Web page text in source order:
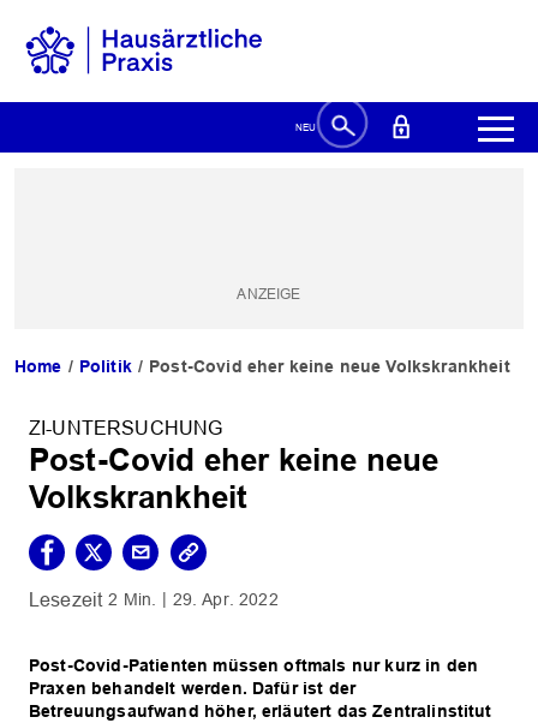
Home Politik Post-Covid eher keine neue Volkskrankheit
ZI-UNTERSUCHUNG
Post-Covid eher keine neue
Volkskrankheit
2 Min. 29. Apr. 2022
Post-Covid-Patienten müssen oftmals nur kurz in den
Praxen behandelt werden. Dafür ist der
Betreuungsaufwand höher, erläutert das Zentralinstitut